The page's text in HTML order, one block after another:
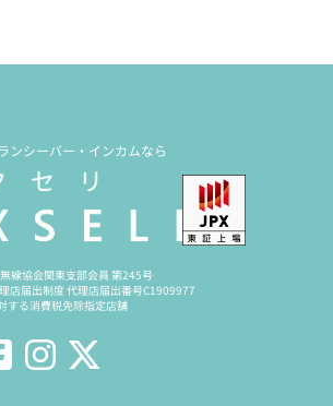
ンシーバー・インカムなら
線協会関東支部会員 第245号
店届出制度 代理店届出番号C1909977
する消費税免除指定店舗